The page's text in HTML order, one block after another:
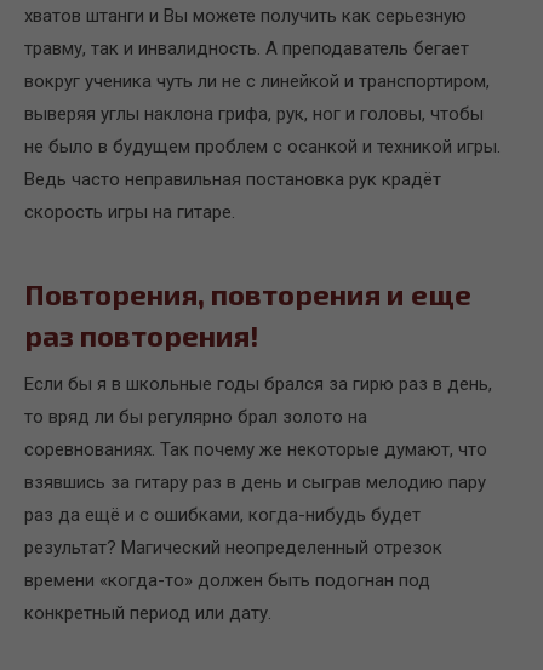
хватов штанги и Вы можете получить как серьезную
травму, так и инвалидность. А преподаватель бегает
вокруг ученика чуть ли не с линейкой и транспортиром,
выверяя углы наклона грифа, рук, ног и головы, чтобы
не было в будущем проблем с осанкой и техникой игры.
Ведь часто неправильная постановка рук крадёт
скорость игры на гитаре.
Повторения, повторения и еще
раз повторения!
Если бы я в школьные годы брался за гирю раз в день,
то вряд ли бы регулярно брал золото на
соревнованиях. Так почему же некоторые думают, что
взявшись за гитару раз в день и сыграв мелодию пару
раз да ещё и с ошибками, когда-нибудь будет
результат? Магический неопределенный отрезок
времени «когда-то» должен быть подогнан под
конкретный период или дату.